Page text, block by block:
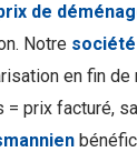
de
Notre
en fin
= prix facturé,